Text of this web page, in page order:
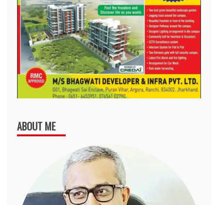
ABOUT ME